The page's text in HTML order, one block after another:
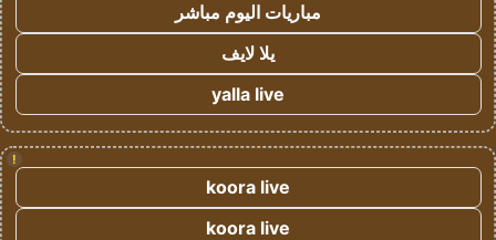
مباريات اليوم مباشر
يلا لايف
yalla live
!
koora live
koora live